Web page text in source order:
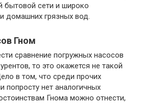
бытовой сети и широко
домашних грязных вод.
Гном
сравнение погружных насосов
то это окажется не такой
в том, что среди прочих
попросту нет аналогичных
Гнома можно отнести,